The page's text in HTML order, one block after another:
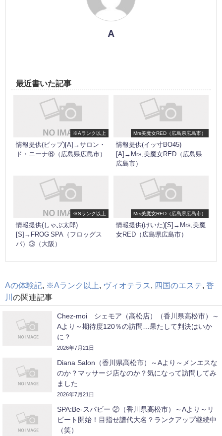
A
最近書いた記事
※Aランク以上
情報提供(ピップ)[A]→サロン・
ド・ニーナ⑥（広島県広島市）
Mrs美魔女RED（広島県広島市）
情報提供(イッ寸BO45)
[A]→Mrs,美魔女RED（広島県
広島市）
※Sランク以上
情報提供(しゃぶ太郎)
[S]→FROG SPA（フロッグス
パ）③（大阪）
Mrs美魔女RED（広島県広島市）
情報提供(けいた)[S]→Mrs,美魔
女RED（広島県広島市）
Aの体験記, ※Aランク以上, ヴィオテラス , 四国のエステ, 香
川 の関連記事
Chez-moi シェモア（高松店）（香川県高松市）～
Aより～期待度120％の訪問…果たして判決はいか
に？
2026年7月21日
Diana Salon（香川県高松市）～Aより～メンエスな
のか？マッサージ店なのか？気になって訪問してみ
ました
2026年7月21日
SPA:Be-スパビー ②（香川県高松市）～Aより～リ
ピート開始！目指せ譜代大名？ランクアップ継続中
（笑）